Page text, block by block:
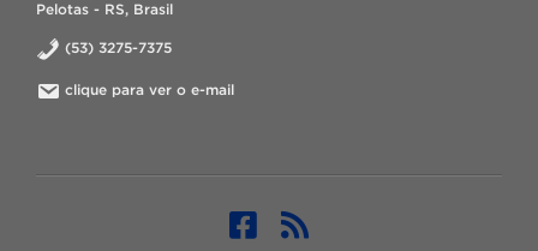
Pelotas - RS, Brasil
(53) 3275-7375
clique para ver o e-mail